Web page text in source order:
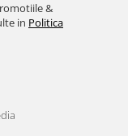
&
in Politica